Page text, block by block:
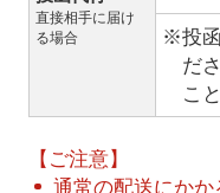
直接相手に届け
る場合
※投
だ
こ
【ご注意】
通常の配送にかか